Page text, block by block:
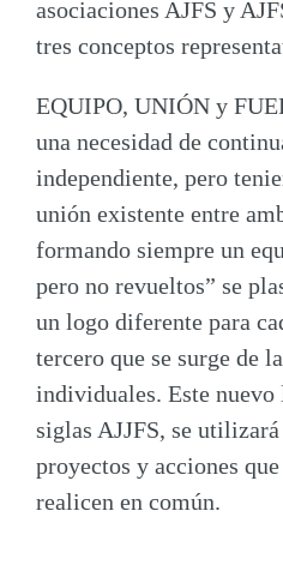
asociaciones AJFS y
tres conceptos
EQUIPO, UNIÓN y
una necesidad de
independiente, pero
unión existente entre
formando siempre un
pero no revueltos” se
un logo diferente para
tercero que se surge de
individuales. Este nuevo
siglas AJJFS, se
proyectos y acciones
realicen en común.